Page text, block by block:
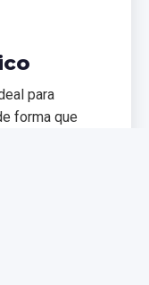
para
forma que